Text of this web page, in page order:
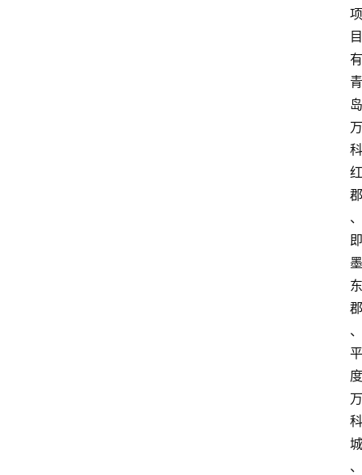
项
目
有
青
岛
万
科
红
郡
、
即
墨
东
郡
、
平
度
万
科
城
、